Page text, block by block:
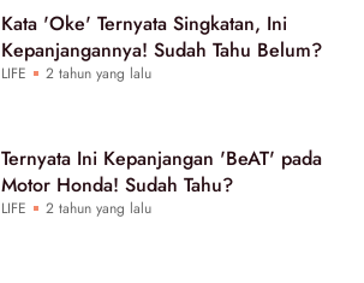
Kata 'Oke' Ternyata Singkatan, Ini
Kepanjangannya! Sudah Tahu Belum?
LIFE 2 tahun yang lalu
Ternyata Ini Kepanjangan 'BeAT' pada
Motor Honda! Sudah Tahu?
LIFE 2 tahun yang lalu